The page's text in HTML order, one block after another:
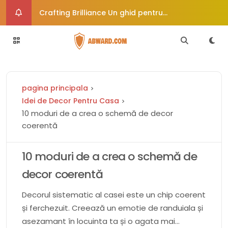
Crafting Brilliance Un ghid pentru
îmbunătățirea creativă a imaginii
Cum vă poate ajuta dieta paleo să vă
călătorește în timp în stil
6 moduri de a trata afecțiunile comune ale
pielii
Crafty Corners Idei creative de cadouri DIY
pagina principala
Idei de Decor Pentru Casa
10 moduri de a crea o schemă de decor
coerentă
10 moduri de a crea o schemă de
decor coerentă
Decorul sistematic al casei este un chip coerent
și ferchezuit. Creează un emotie de randuiala și
asezamant în locuinta ta și o agata mai